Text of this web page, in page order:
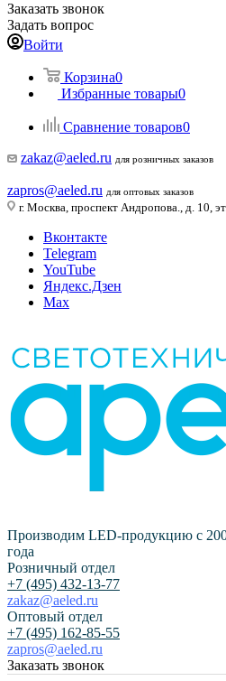
Заказать звонок
Задать вопрос
Войти
Корзина0
Избранные товары0
Сравнение товаров0
zakaz@aeled.ru для розничных заказов
zapros@aeled.ru для оптовых заказов
г. Москва, проспект Андропова., д. 10,
Вконтакте
Telegram
YouTube
Яндекс.Дзен
Max
Производим LED-продукцию с
года
Розничный отдел
+7 (495) 432-13-77
zakaz@aeled.ru
Оптовый отдел
+7 (495) 162-85-55
zapros@aeled.ru
Заказать звонок